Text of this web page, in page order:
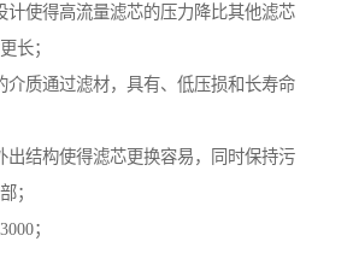
计使得高流量滤芯的压力降比其他滤芯
长；
介质通过滤材，具有、低压损和长寿命
出结构使得滤芯更换容易，同时保持污
；
；